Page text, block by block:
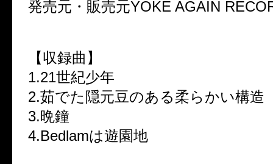
発売元・販売元YOKE AGAIN
【収録曲】
1.21世紀少年
2.茹でた隠元豆のある柔らかい構造
3.晩鐘
4.Bedlamは遊園地